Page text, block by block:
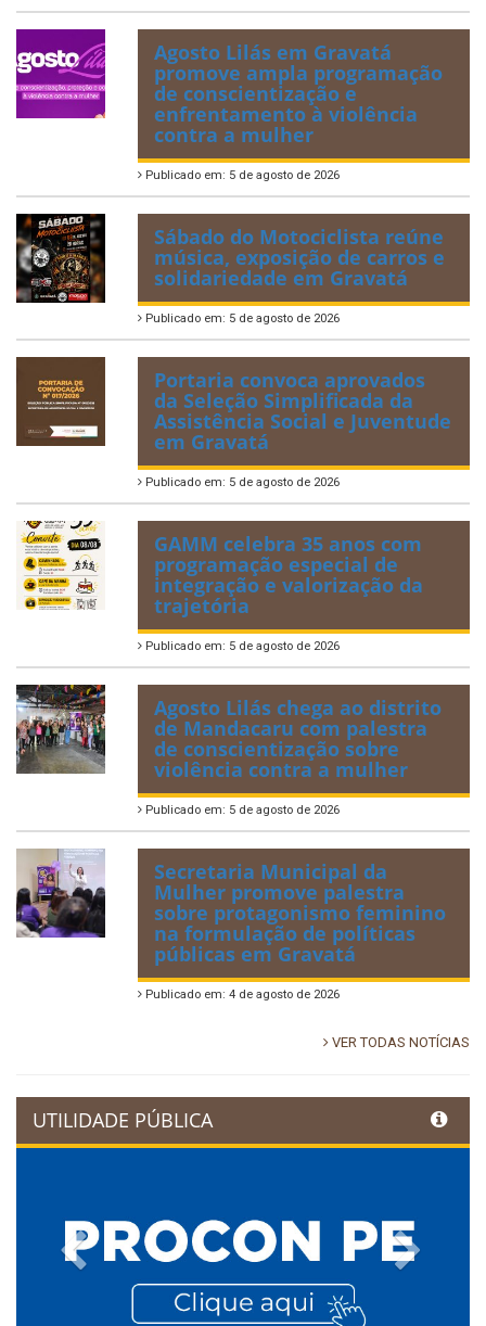
Agosto Lilás em Gravatá
promove ampla programação
de conscientização e
enfrentamento à violência
contra a mulher
Publicado em: 5 de agosto de 2026
Sábado do Motociclista reúne
música, exposição de carros e
solidariedade em Gravatá
Publicado em: 5 de agosto de 2026
Portaria convoca aprovados
da Seleção Simplificada da
Assistência Social e Juventude
em Gravatá
Publicado em: 5 de agosto de 2026
GAMM celebra 35 anos com
programação especial de
integração e valorização da
trajetória
Publicado em: 5 de agosto de 2026
Agosto Lilás chega ao distrito
de Mandacaru com palestra
de conscientização sobre
violência contra a mulher
Publicado em: 5 de agosto de 2026
Secretaria Municipal da
Mulher promove palestra
sobre protagonismo feminino
na formulação de políticas
públicas em Gravatá
Publicado em: 4 de agosto de 2026
VER TODAS NOTÍCIAS
UTILIDADE PÚBLICA
Previous